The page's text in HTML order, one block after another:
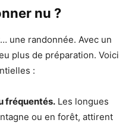
nu ?
une randonnée. Avec un
plus de préparation. Voici
:
fréquentés. Les longues
ou en forêt, attirent